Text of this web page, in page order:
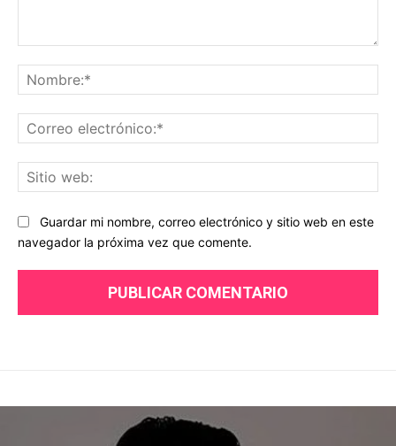
Guardar mi nombre, correo electrónico y sitio web en este
navegador la próxima vez que comente.